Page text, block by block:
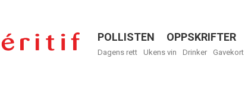
Menu
POLLISTEN OPPSKRIFTER
Dagens rett Ukens vin Drinker Gavekort